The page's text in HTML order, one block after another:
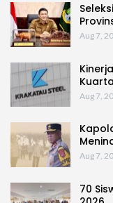
Aug 7,
Aug 7,
Aug 7,
70